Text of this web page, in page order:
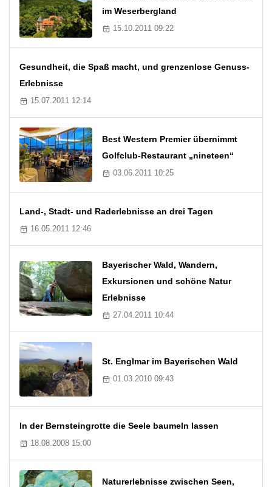
im Weserbergland
15.10.2011 09:22
Gesundheit, die Spaß macht, und grenzenlose Genuss-
Erlebnisse
15.07.2011 12:14
Best Western Premier übernimmt
Golfclub-Restaurant „nineteen“
03.06.2011 10:25
Land-, Stadt- und Raderlebnisse an drei Tagen
16.05.2011 12:46
Bayerischer Wald, Wandern,
Exkursionen und schöne Natur
Erlebnisse
27.04.2011 10:44
St. Englmar im Bayerischen Wald
01.03.2010 09:43
In der Bernsteingrotte die Seele baumeln lassen
18.08.2008 15:00
Naturerlebnisse zwischen Seen,